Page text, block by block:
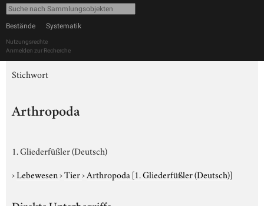
Bestände Systematik
Nutzungsrechte
Anmelden zur Recherche
Stichwort
Arthropoda
1. Gliederfüßler (Deutsch)
›Lebewesen›Tier›Arthropoda [1. Gliederfüßler (Deutsch)]